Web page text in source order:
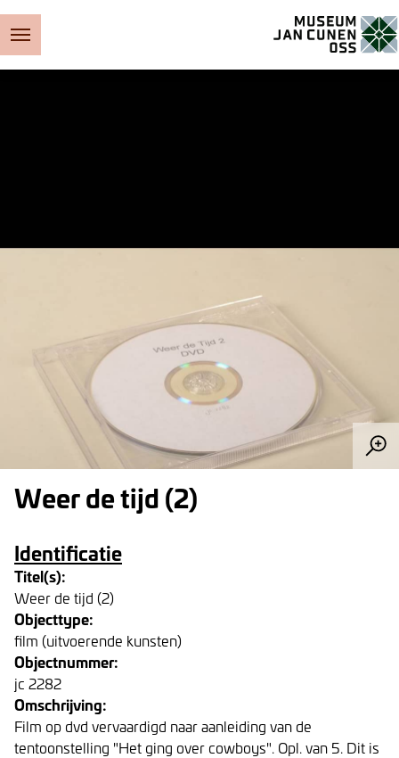
Weer de tijd (2)
Identificatie
Titel(s):
Weer de tijd (2)
Objecttype:
film (uitvoerende kunsten)
Objectnummer:
jc 2282
Omschrijving:
Film op dvd vervaardigd naar aanleiding van de
tentoonstelling "Het ging over cowboys". Opl. van 5. Dit is